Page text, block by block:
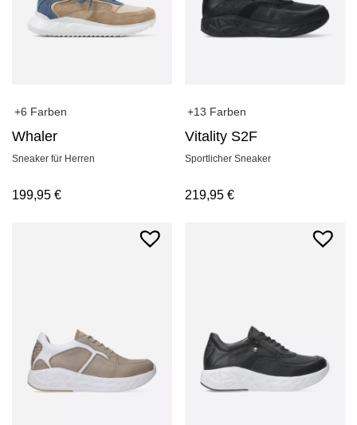
+6 Farben
Whaler
Sneaker für Herren
199,95 €
+13 Farben
Vitality S2F
Sportlicher Sneaker
219,95€